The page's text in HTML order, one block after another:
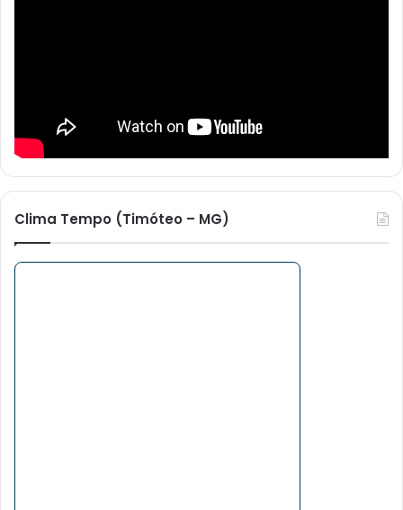
Clima Tempo (Timóteo – MG)